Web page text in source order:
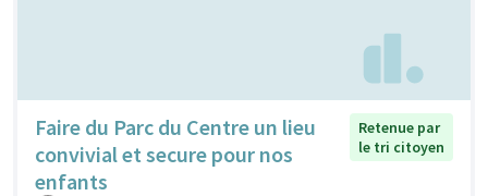
Faire du Parc du Centre un lieu
convivial et secure pour nos
enfants
Retenue par
le tri citoyen